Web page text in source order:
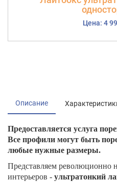
Цена: 4
Описание
Предоставляется услуга
Все профили могут быть
любые нужные размеры.
Представляем революционно
интерьеров - ультратонкий